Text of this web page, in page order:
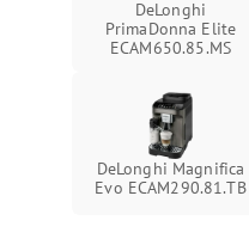
DeLonghi
PrimaDonna Elite
ECAM650.85.MS
DeLonghi Magnifica
Evo ECAM290.81.TB